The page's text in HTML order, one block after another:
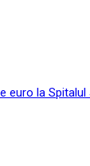
euro la